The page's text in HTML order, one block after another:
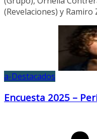
(Revelaciones) y
a-Destacados
Encuesta 2025 –